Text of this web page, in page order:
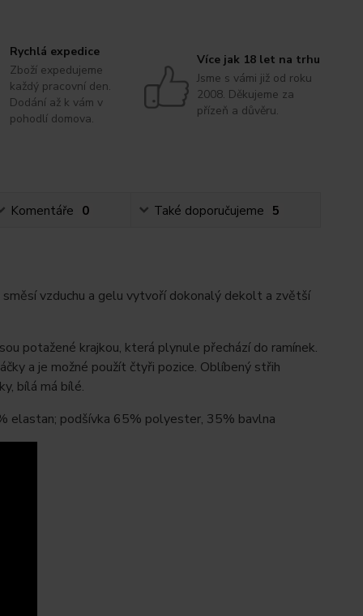
Rychlá expedice
Zboží expedujeme
každý pracovní den.
Dodání až k vám v
pohodlí domova.
Více jak 18 let na trhu
Jsme s vámi již od roku
2008. Děkujeme za
přízeň a důvěru.
Komentáře 0 Také doporučujeme 5
směsí vzduchu a gelu vytvoří dokonalý dekolt a zvětší
potažené krajkou, která plynule přechází do ramínek.
a je možné použít čtyři pozice. Oblíbený střih
bílá má bílé.
elastan; podšívka 65% polyester, 35% bavlna